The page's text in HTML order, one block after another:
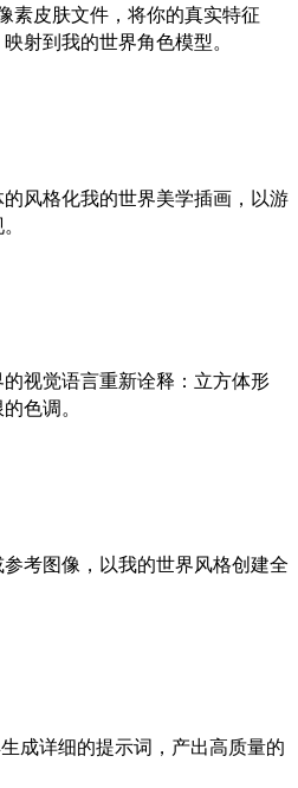
素皮肤文件，将你的真实特征
射到我的世界角色模型。
风格化我的世界美学插画，以游
视觉语言重新诠释：立方体形
色调。
考图像，以我的世界风格创建全
成详细的提示词，产出高质量的